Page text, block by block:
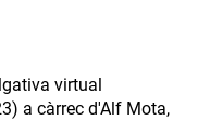
virtual
a càrrec d'Alf Mota,